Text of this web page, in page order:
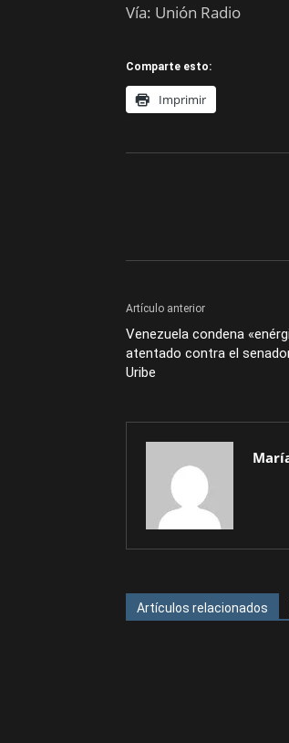
Vía: Unión Radio
Comparte esto:
Imprimir
Artículo anterior
Venezuela condena
atentado contra el
Uribe
Artículos relacionados